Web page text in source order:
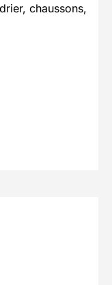
chaussons,